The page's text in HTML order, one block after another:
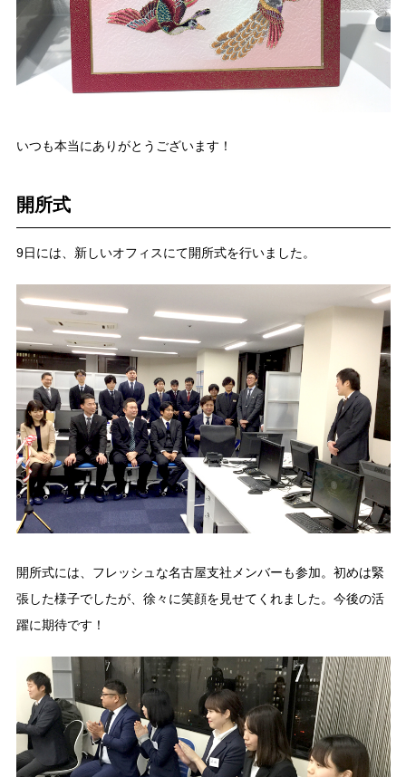
いつも本当にありがとうございます！
開所式
9日には、新しいオフィスにて開所式を行いました。
開所式には、フレッシュな名古屋支社メンバーも参加。初めは緊
張した様子でしたが、徐々に笑顔を見せてくれました。今後の活
躍に期待です！